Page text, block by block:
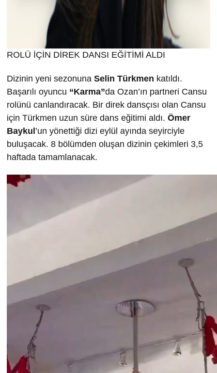
ROLÜ İÇİN DİREK DANSI EĞİTİMİ ALDI
Dizinin yeni sezonuna Selin Türkmen katıldı.
Başarılı oyuncu “Karma”da Ozan’ın partneri Cansu
rolünü canlandıracak. Bir direk dansçısı olan Cansu
için Türkmen uzun süre dans eğitimi aldı. Ömer
Baykul’un yönettiği dizi eylül ayında seyirciyle
buluşacak. 8 bölümden oluşan dizinin çekimleri 3,5
haftada tamamlanacak.